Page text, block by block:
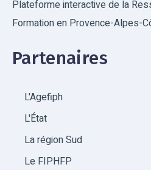
Plateforme interactive de la
Formation en Provence-Alpes-
Partenaires
L'Agefiph
L'État
La région Sud
Le FIPHFP